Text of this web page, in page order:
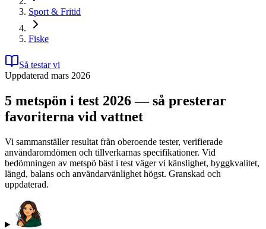
Sport & Fritid
Fiske
Så testar vi
Uppdaterad mars 2026
5 metspön i test 2026 — så presterar
favoriterna vid vattnet
Vi sammanställer resultat från oberoende tester, verifierade
användaromdömen och tillverkarnas specifikationer. Vid
bedömningen av metspö bäst i test väger vi känslighet, byggkvalitet,
längd, balans och användarvänlighet högst. Granskad och
uppdaterad.